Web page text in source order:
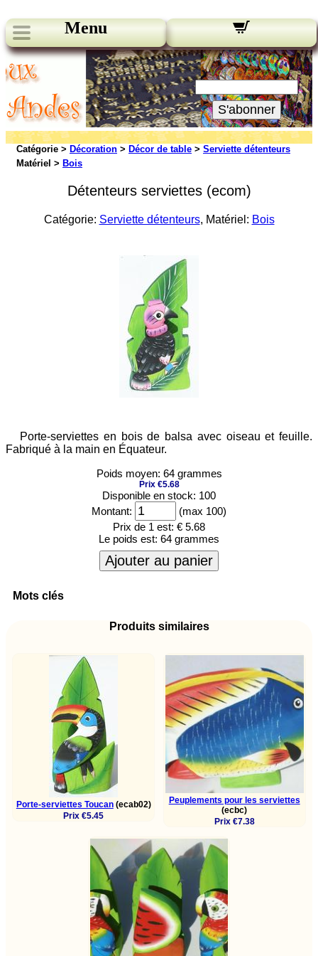
Menu
Nos bulletins:
Votre Email:
S'abonner
Catégorie > Décoration > Décor de table > Serviette détenteurs
Matériel > Bois
Détenteurs serviettes (ecom)
Catégorie: Serviette détenteurs, Matériel: Bois
Porte-serviettes en bois de balsa avec oiseau et feuille.
Fabriqué à la main en Équateur.
Poids moyen: 64 grammes
Prix €5.68
Disponible en stock: 100
Montant:
(max 100)
Prix de 1 est: € 5.68
Le poids est: 64 grammes
Ajouter au panier
Mots clés
Produits similaires
Porte-serviettes Toucan(ecab02)
Prix €5.45
Peuplements pour les serviettes
(ecbc)
Prix €7.38